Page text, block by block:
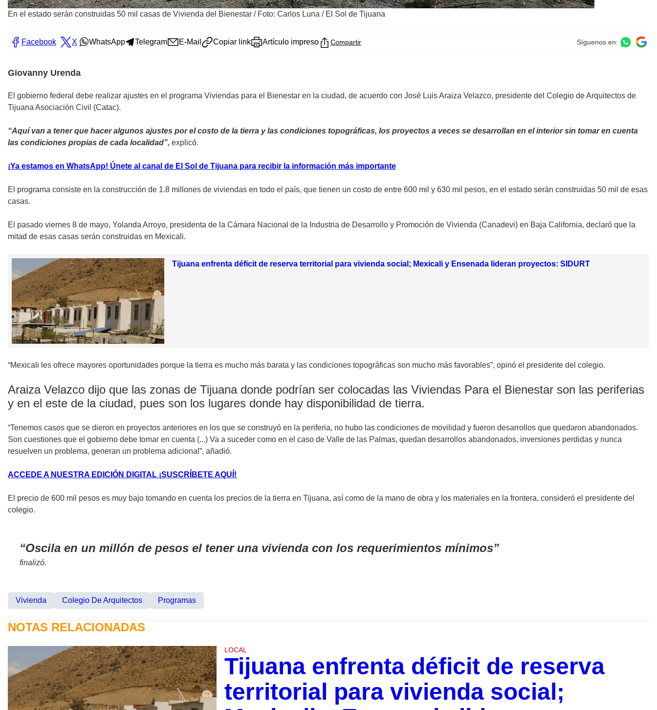
En el estado serán construidas 50 mil casas de Vivienda del Bienestar / Foto: Carlos Luna / El Sol de Tijuana
Facebook X WhatsApp Telegram E-Mail Copiar link Artículo impreso Compartir Síguenos en:
Giovanny Urenda
El gobierno federal debe realizar ajustes en el programa Viviendas para el Bienestar en la ciudad, de acuerdo con José Luis Araiza Velazco, presidente del Colegio de Arquitectos de
Tijuana Asociación Civil (Catac).
“Aquí van a tener que hacer algunos ajustes por el costo de la tierra y las condiciones topográficas, los proyectos a veces se desarrollan en el interior sin tomar en cuenta
las condiciones propias de cada localidad”, explicó.
¡Ya estamos en WhatsApp! Únete al canal de El Sol de Tijuana para recibir la información más importante
El programa consiste en la construcción de 1.8 millones de viviendas en todo el país, que tienen un costo de entre 600 mil y 630 mil pesos, en el estado serán construidas 50 mil de esas
casas.
El pasado viernes 8 de mayo, Yolanda Arroyo, presidenta de la Cámara Nacional de la Industria de Desarrollo y Promoción de Vivienda (Canadevi) en Baja California, declaró que la
mitad de esas casas serán construidas en Mexicali.
Tijuana enfrenta déficit de reserva territorial para vivienda social; Mexicali y Ensenada lideran proyectos: SIDURT
“Mexicali les ofrece mayores oportunidades porque la tierra es mucho más barata y las condiciones topográficas son mucho más favorables”, opinó el presidente del colegio.
Araiza Velazco dijo que las zonas de Tijuana donde podrían ser colocadas las Viviendas Para el Bienestar son las periferias
y en el este de la ciudad, pues son los lugares donde hay disponibilidad de tierra.
“Tenemos casos que se dieron en proyectos anteriores en los que se construyó en la periferia, no hubo las condiciones de movilidad y fueron desarrollos que quedaron abandonados.
Son cuestiones que el gobierno debe tomar en cuenta (...) Va a suceder como en el caso de Valle de las Palmas, quedan desarrollos abandonados, inversiones perdidas y nunca
resuelven un problema, generan un problema adicional”, añadió.
ACCEDE A NUESTRA EDICIÓN DIGITAL ¡SUSCRÍBETE AQUÍ!
El precio de 600 mil pesos es muy bajo tomando en cuenta los precios de la tierra en Tijuana, así como de la mano de obra y los materiales en la frontera, consideró el presidente del
colegio.
Oscila en un millón de pesos el tener una vivienda con los requerimientos mínimos
finalizó.
Vivienda Colegio De Arquitectos Programas
NOTAS RELACIONADAS
LOCAL
Tijuana enfrenta déficit de reserva
territorial para vivienda social;